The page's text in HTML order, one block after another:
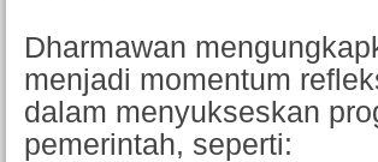
Dharmawan
menjadi momentum
dalam menyukseskan
pemerintah, seperti: